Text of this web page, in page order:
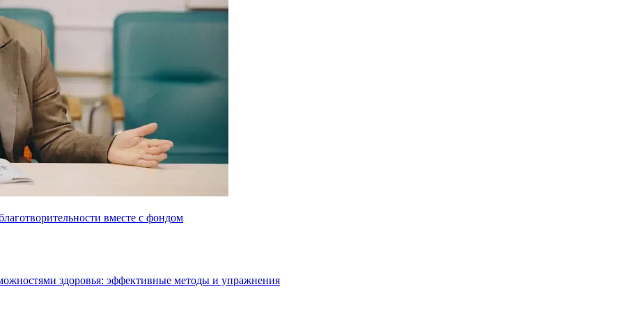
здоровья: эффективные методы и упражнения